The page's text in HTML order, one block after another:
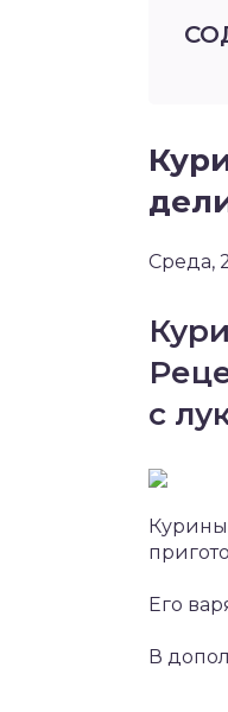
Среда,
с
Его
В